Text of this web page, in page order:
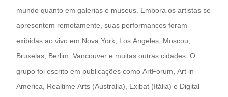
mundo quanto em galerias e museus. Embora os artistas se
apresentem remotamente, suas performances foram
exibidas ao vivo em Nova York, Los Angeles, Moscou,
Bruxelas, Berlim, Vancouver e muitas outras cidades. O
grupo foi escrito em publicações como ArtForum, Art in
America, Realtime Arts (Austrália), Exibat (Itália) e Digital